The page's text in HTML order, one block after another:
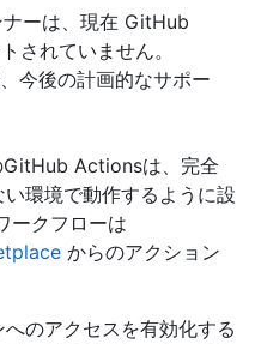
ーは、現在 GitHub
されていません。
今後の計画的なサポー
Actionsは、完全
環境で動作するように設
ークフローは
からのアクション
のアクセスを有効化する